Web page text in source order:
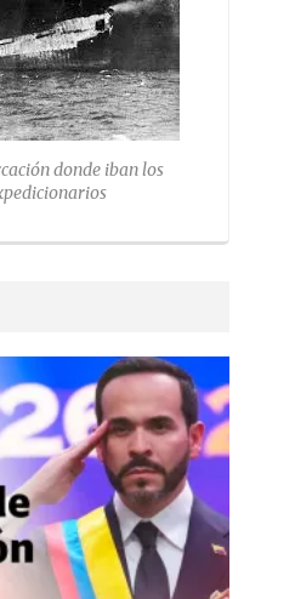
donde iban los